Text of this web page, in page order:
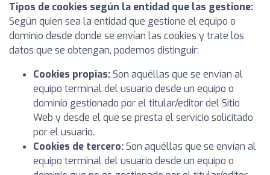
Tipos de cookies según la entidad que las gestione:
Según quien sea la entidad que gestione el equipo o
dominio desde donde se envían las cookies y trate los
datos que se obtengan, podemos distinguir:
Cookies propias:Son aquéllas que se envían al
equipo terminal del usuario desde un equipo o
dominio gestionado por el titular/editor del Sitio
Web y desde el que se presta el servicio solicitado
por el usuario.
Cookies de tercero:Son aquéllas que se envían al
equipo terminal del usuario desde un equipo o